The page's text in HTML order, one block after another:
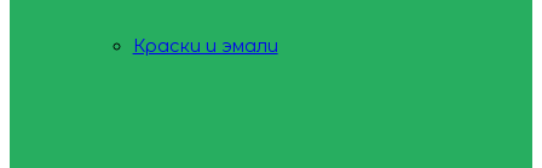
Краски и эмали